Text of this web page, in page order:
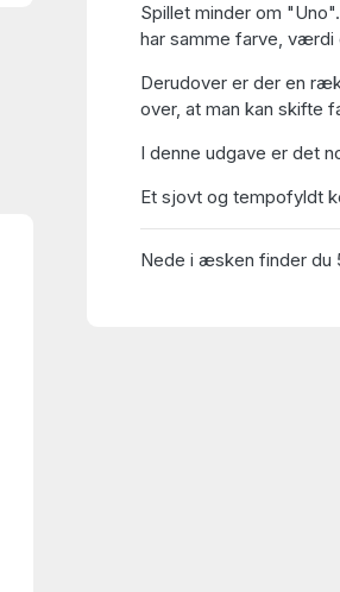
Spillet minder om
har samme farve, værdi
Derudover er der en
over, at man kan skifte
I denne udgave er det
Et sjovt og tempofyldt
Nede i æsken finder du